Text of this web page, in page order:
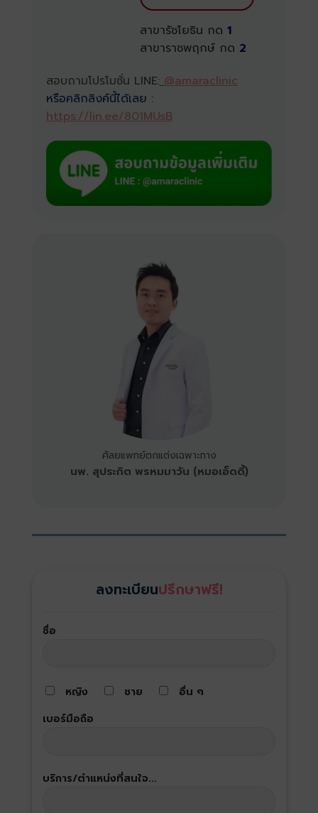
สาขารัชโยธิน กด 1
สาขาราชพฤกษ์ กด 2
สอบถามโปรโมชั่น LINE: @amaraclinic
หรือคลิกลิงค์นี้ได้เลย :
https://lin.ee/801MUsB
ศัลยแพทย์ตกแต่งเฉพาะทาง
นพ. สุประกิต พรหมมาวัน (หมอเอ็ดดี้)
ลงทะเบียนปรึกษาฟรี!
ชื่อ
หญิง ชาย
อื่น ๆ
เบอร์มือถือ
บริการ/ตำแหน่งที่สนใจ...